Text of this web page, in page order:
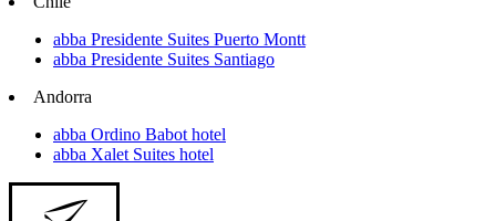
abba Presidente Suites Puerto Montt
abba Presidente Suites Santiago
Andorra
abba Ordino Babot hotel
abba Xalet Suites hotel